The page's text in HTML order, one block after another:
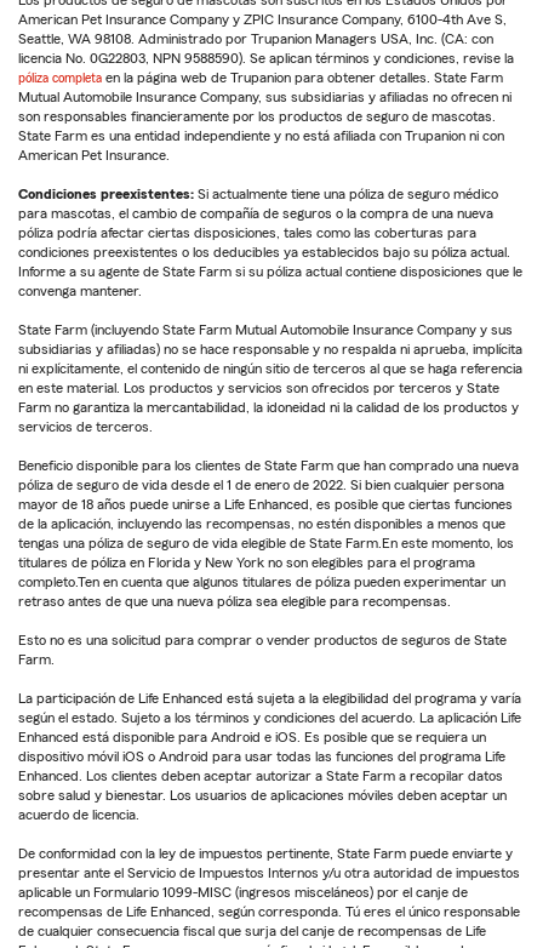
American Pet Insurance Company y ZPIC Insurance Company, 6100-4th Ave S,
Seattle, WA 98108. Administrado por Trupanion Managers USA, Inc. (CA: con
licencia No. 0G22803, NPN 9588590). Se aplican términos y condiciones, revise la
póliza completa en la página web de Trupanion para obtener detalles. State Farm
Mutual Automobile Insurance Company, sus subsidiarias y afiliadas no ofrecen ni
son responsables financieramente por los productos de seguro de mascotas.
State Farm es una entidad independiente y no está afiliada con Trupanion ni con
American Pet Insurance.
Condiciones preexistentes: Si actualmente tiene una póliza de seguro médico
para mascotas, el cambio de compañía de seguros o la compra de una nueva
póliza podría afectar ciertas disposiciones, tales como las coberturas para
condiciones preexistentes o los deducibles ya establecidos bajo su póliza actual.
Informe a su agente de State Farm si su póliza actual contiene disposiciones que le
convenga mantener.
State Farm (incluyendo State Farm Mutual Automobile Insurance Company y sus
subsidiarias y afiliadas) no se hace responsable y no respalda ni aprueba, implícita
ni explícitamente, el contenido de ningún sitio de terceros al que se haga referencia
en este material. Los productos y servicios son ofrecidos por terceros y State
Farm no garantiza la mercantabilidad, la idoneidad ni la calidad de los productos y
servicios de terceros.
Beneficio disponible para los clientes de State Farm que han comprado una nueva
póliza de seguro de vida desde el 1 de enero de 2022. Si bien cualquier persona
mayor de 18 años puede unirse a Life Enhanced, es posible que ciertas funciones
de la aplicación, incluyendo las recompensas, no estén disponibles a menos que
tengas una póliza de seguro de vida elegible de State Farm.En este momento, los
titulares de póliza en Florida y New York no son elegibles para el programa
completo.Ten en cuenta que algunos titulares de póliza pueden experimentar un
retraso antes de que una nueva póliza sea elegible para recompensas.
Esto no es una solicitud para comprar o vender productos de seguros de State
Farm.
La participación de Life Enhanced está sujeta a la elegibilidad del programa y varía
según el estado. Sujeto a los términos y condiciones del acuerdo. La aplicación Life
Enhanced está disponible para Android e iOS. Es posible que se requiera un
dispositivo móvil iOS o Android para usar todas las funciones del programa Life
Enhanced. Los clientes deben aceptar autorizar a State Farm a recopilar datos
sobre salud y bienestar. Los usuarios de aplicaciones móviles deben aceptar un
acuerdo de licencia.
De conformidad con la ley de impuestos pertinente, State Farm puede enviarte y
presentar ante el Servicio de Impuestos Internos y/u otra autoridad de impuestos
aplicable un Formulario 1099-MISC (ingresos misceláneos) por el canje de
recompensas de Life Enhanced, según corresponda. Tú eres el único responsable
de cualquier consecuencia fiscal que surja del canje de recompensas de Life